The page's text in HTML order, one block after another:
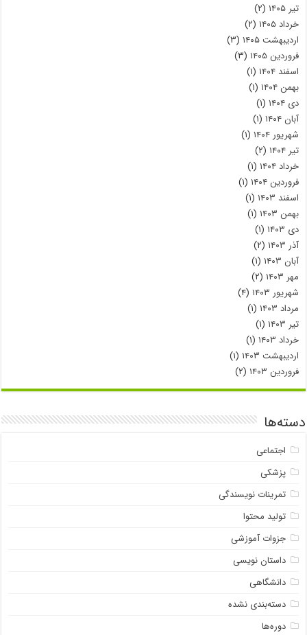
تیر ۱۴۰۵
(۲)
خرداد ۱۴۰۵
(۲)
اردیبهشت ۱۴۰۵
(۳)
فروردین ۱۴۰۵
(۳)
اسفند ۱۴۰۴
(۱)
بهمن ۱۴۰۴
(۱)
دی ۱۴۰۴
(۱)
آبان ۱۴۰۴
(۱)
شهریور ۱۴۰۴
(۱)
تیر ۱۴۰۴
(۲)
خرداد ۱۴۰۴
(۱)
فروردین ۱۴۰۴
(۱)
اسفند ۱۴۰۳
(۱)
بهمن ۱۴۰۳
(۱)
دی ۱۴۰۳
(۱)
آذر ۱۴۰۳
(۲)
آبان ۱۴۰۳
(۱)
مهر ۱۴۰۳
(۲)
شهریور ۱۴۰۳
(۴)
مرداد ۱۴۰۳
(۱)
تیر ۱۴۰۳
(۱)
خرداد ۱۴۰۳
(۱)
اردیبهشت ۱۴۰۳
(۱)
فروردین ۱۴۰۳
(۲)
دسته‌ها
اجتماعی
پزشکی
تمرینات نویسندگی
تولید محتوا
جزوات آموزشی
داستان نویسی
دانشگاهی
دسته‌بندی نشده
دوره‌ها